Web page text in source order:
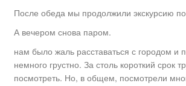
После обеда мы продолжили экскурсию
А вечером снова паром.
нам было жаль расставаться с городом и
немного грустно. За столь короткий срок
посмотреть. Но, в общем, посмотрели